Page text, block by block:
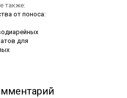
также:
от поноса:
для